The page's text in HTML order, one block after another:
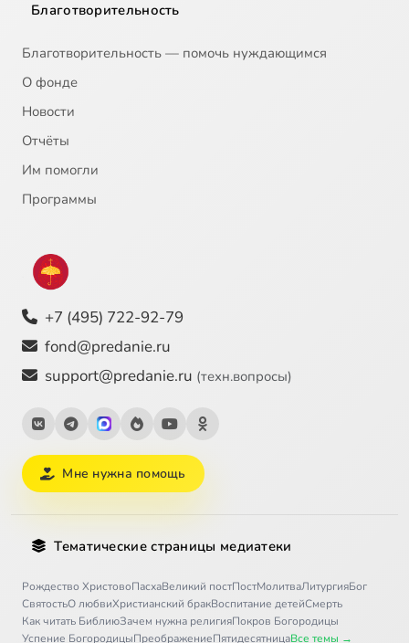
Благотворительность
Благотворительность — помочь нуждающимся
О фонде
Новости
Отчёты
Им помогли
Программы
+7 (495) 722-92-79
fond@predanie.ru
support@predanie.ru (техн.вопросы)
Мне нужна помощь
Тематические страницы медиатеки
Рождество ХристовоПасхаВеликий постПостМолитваЛитургияБог
СвятостьО любвиХристианский бракВоспитание детейСмерть
Как читать БиблиюЗачем нужна религияПокров Богородицы
Успение БогородицыПреображениеПятидесятницаВсе темы →